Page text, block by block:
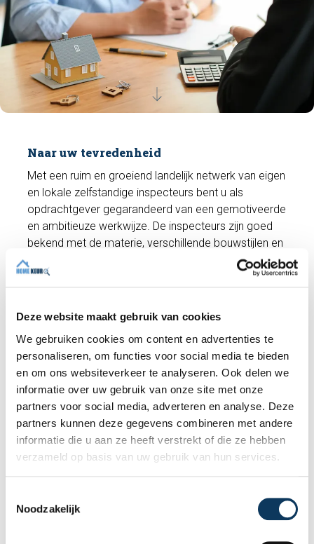
Deze website maakt gebruik van cookies
We gebruiken cookies om content en advertenties te
personaliseren, om functies voor social media te bieden
en om ons websiteverkeer te analyseren. Ook delen we
informatie over uw gebruik van onze site met onze
partners voor social media, adverteren en analyse. Deze
partners kunnen deze gegevens combineren met andere
informatie die u aan ze heeft verstrekt of die ze hebben
verzameld op basis van uw gebruik van hun services.
Noodzakelijk
Naar uw tevredenheid
Met een ruim en groeiend landelijk netwerk van eigen
en lokale zelfstandige inspecteurs bent u als
opdrachtgever gegarandeerd van een gemotiveerde
en ambitieuze werkwijze. De inspecteurs zijn goed
bekend met de materie, verschillende bouwstijlen en
eventuele lokale problemen. Elke inspecteur werkt
onafhankelijk en is als geen ander nog meer dan u,
tevredenheid uit te voeren.
Wilt u een afspraak maken voor een
bouwkundige keuring?
De kosten voor een bouwkundige keuring zijn (tot
250 m²) slechts €489 inclusief btw. Hiervoor voeren
wij een uitgebreidebouwkundige keuringuit en
ontvangt u een bouwkundig rapport. Heeft u vragen?
Wij helpen u graag verder en kunnen indien gewenst